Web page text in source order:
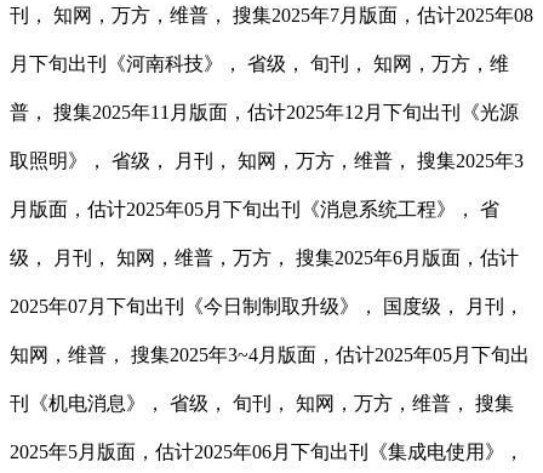
刊， 知网，万方，维普， 搜集2025年7月版面，估计2025年08
月下旬出刊《河南科技》， 省级， 旬刊， 知网，万方，维
普， 搜集2025年11月版面，估计2025年12月下旬出刊《光源
取照明》， 省级， 月刊， 知网，万方，维普， 搜集2025年3
月版面，估计2025年05月下旬出刊《消息系统工程》， 省
级， 月刊， 知网，维普，万方， 搜集2025年6月版面，估计
2025年07月下旬出刊《今日制制取升级》， 国度级， 月刊，
知网，维普， 搜集2025年3~4月版面，估计2025年05月下旬出
刊《机电消息》， 省级， 旬刊， 知网，万方，维普， 搜集
2025年5月版面，估计2025年06月下旬出刊《集成电使用》，